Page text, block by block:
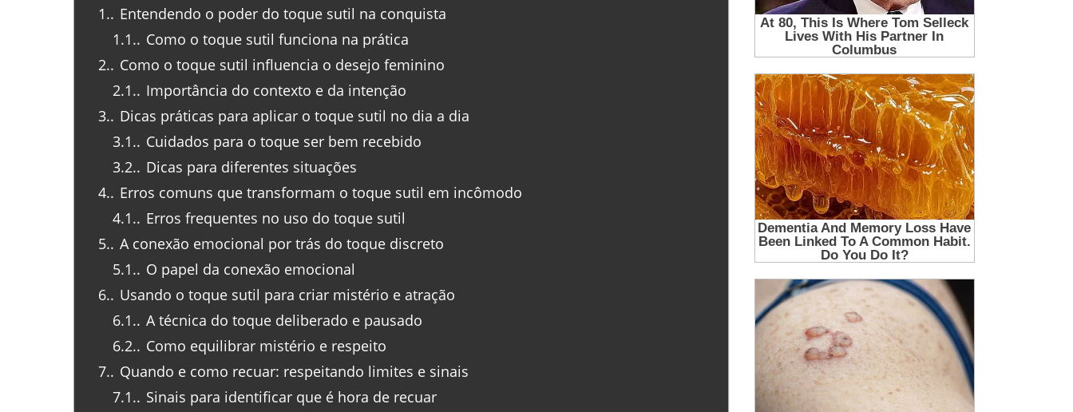
1. Entendendo o poder do toque sutil na conquista
1.1. Como o toque sutil funciona na prática
2. Como o toque sutil influencia o desejo feminino
2.1. Importância do contexto e da intenção
3. Dicas práticas para aplicar o toque sutil no dia a dia
3.1. Cuidados para o toque ser bem recebido
3.2. Dicas para diferentes situações
4. Erros comuns que transformam o toque sutil em incômodo
4.1. Erros frequentes no uso do toque sutil
5. A conexão emocional por trás do toque discreto
5.1. O papel da conexão emocional
6. Usando o toque sutil para criar mistério e atração
6.1. A técnica do toque deliberado e pausado
6.2. Como equilibrar mistério e respeito
7. Quando e como recuar: respeitando limites e sinais
7.1. Sinais para identificar que é hora de recuar